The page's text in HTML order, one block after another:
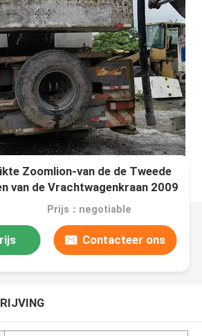
Zoomlion-van de de Tweede
van de Vrachtwagenkraan 2009
Prijs：negotiable
Contacteer ons